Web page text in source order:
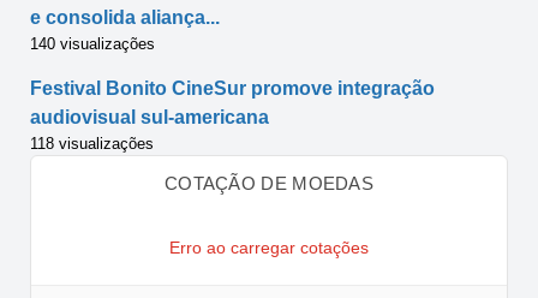
e consolida aliança...
140 visualizações
Festival Bonito CineSur promove integração
audiovisual sul-americana
118 visualizações
COTAÇÃO DE MOEDAS
Erro ao carregar cotações